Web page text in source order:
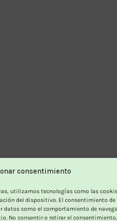
consentimiento
utilizamos tecnologías como las
del dispositivo. El consentimiento de
datos como el comportamiento de
No consentir o retirar el